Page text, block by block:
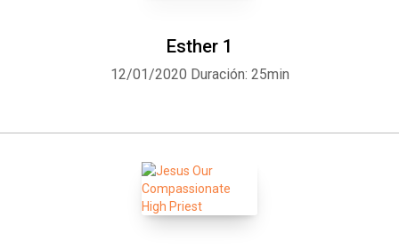
Esther 1
12/01/2020 Duración: 25min